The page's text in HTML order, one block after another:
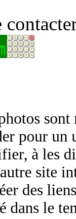
sont
pour un
à les
site
des
dans le